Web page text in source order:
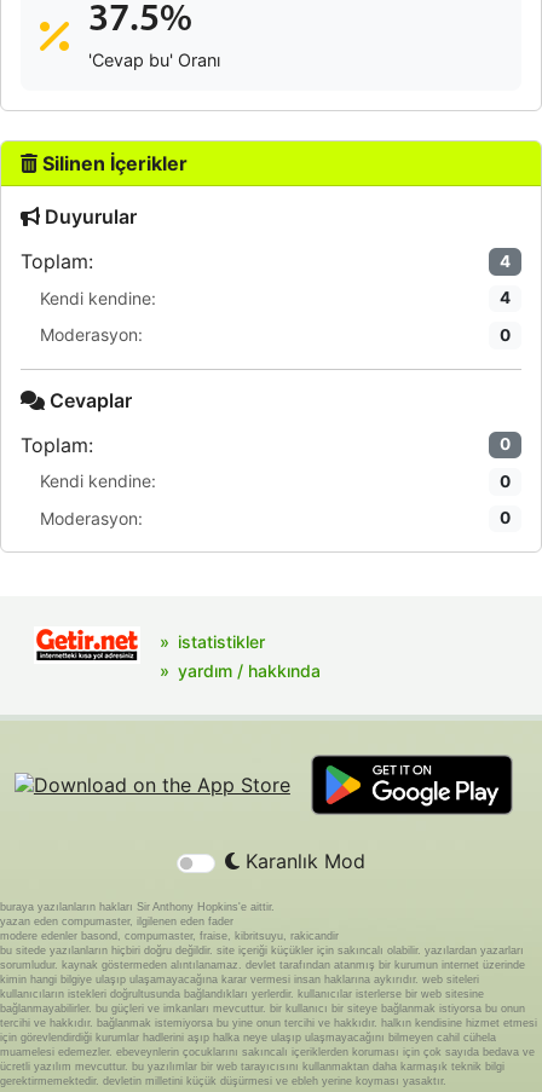
37.5%
'Cevap bu' Oranı
Silinen İçerikler
Duyurular
Toplam:
4
Kendi kendine: 4
Moderasyon: 0
Cevaplar
Toplam:
0
Kendi kendine: 0
Moderasyon: 0
istatistikler
yardım / hakkında
Karanlık Mod
buraya yazılanların hakları Sir Anthony Hopkins'e aittir.
yazan eden compumaster, ilgilenen eden fader
modere edenler basond, compumaster, fraise, kibritsuyu, rakicandir
bu sitede yazılanların hiçbiri doğru değildir. site içeriği küçükler için sakıncalı olabilir. yazılardan yazarları
sorumludur. kaynak göstermeden alıntılanamaz. devlet tarafından atanmış bir kurumun internet üzerinde
kimin hangi bilgiye ulaşıp ulaşamayacağına karar vermesi insan haklarına aykırıdır. web siteleri
kullanıcıların istekleri doğrultusunda bağlandıkları yerlerdir. kullanıcılar isterlerse bir web sitesine
bağlanmayabilirler. bu güçleri ve imkanları mevcuttur. bir kullanıcı bir siteye bağlanmak istiyorsa bu onun
tercihi ve hakkıdır. bağlanmak istemiyorsa bu yine onun tercihi ve hakkıdır. halkın kendisine hizmet etmesi
için görevlendirdiği kurumlar hadlerini aşıp halka neye ulaşıp ulaşmayacağını bilmeyen cahil cühela
muamelesi edemezler. ebeveynlerin çocuklarını sakıncalı içeriklerden koruması için çok sayıda bedava ve
ücretli yazılım mevcuttur. bu yazılımlar bir web tarayıcısını kullanmaktan daha karmaşık teknik bilgi
gerektirmemektedir. devletin milletini küçük düşürmesi ve ebleh yerine koyması yasaktır.